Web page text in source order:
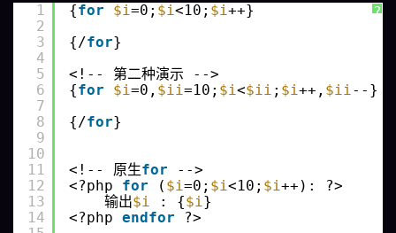
?
1
2
3
4
5
6
7
8
9
10
11
12
13
14
{for $i =0; $i <10; $i ++}
{/for}
<!-- 第二种演示 -->
{for $i =0, $ii =10; $i <$ii ; $i ++, $ii --}
{/for}
<!-- 原生for
-->
<?php for ( $i =0; $i <10; $i ++): ?>
输出$i : {$i }
<?php endfor
?>